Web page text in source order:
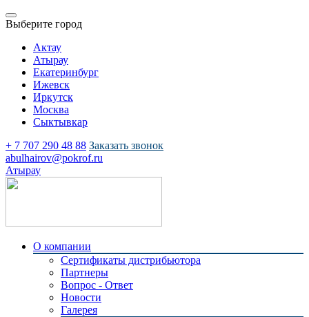
Выберите город
Актау
Атырау
Екатеринбург
Ижевск
Иркутск
Москва
Сыктывкар
+ 7 707 290 48 88 Заказать звонок
abulhairov@pokrof.ru
Атырау
О компании
Сертификаты дистрибьютора
Партнеры
Вопрос - Ответ
Новости
Галерея